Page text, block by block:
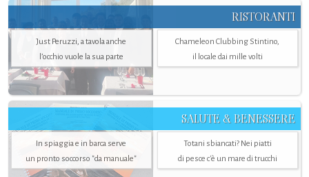
RISTORANTI
Just Peruzzi, a tavola anche
l’occhio vuole la sua parte
Chameleon Clubbing Stintino,
il locale dai mille volti
SALUTE & BENESSERE
In spiaggia e in barca serve
un pronto soccorso "da manuale"
Totani sbiancati? Nei piatti
di pesce c'è un mare di trucchi